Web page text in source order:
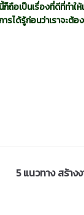
ถือเป็นเรื่องที่ดีที่ทำใ
ได้รู้ก่อนว่าเราจะต้อ
5 แนวทาง สร้าง